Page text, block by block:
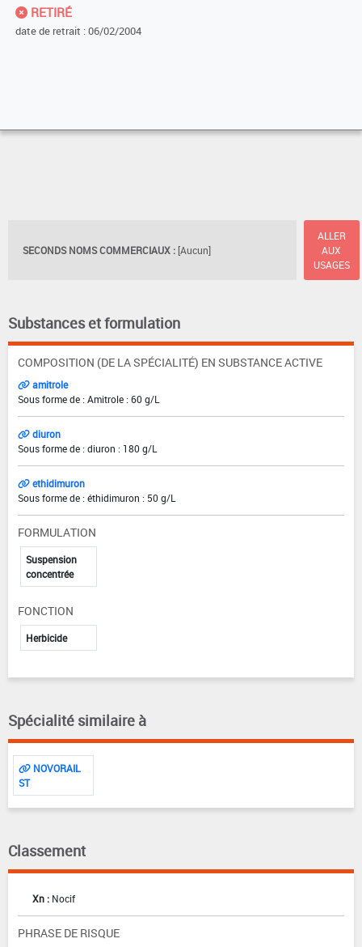
RETIRÉ
date de retrait : 06/02/2004
SECONDS NOMS COMMERCIAUX : [Aucun]
ALLER
AUX
USAGES
Substances et formulation
COMPOSITION (DE LA SPÉCIALITÉ) EN SUBSTANCE ACTIVE
amitrole
Sous forme de : Amitrole : 60 g/L
diuron
Sous forme de : diuron : 180 g/L
ethidimuron
Sous forme de : éthidimuron : 50 g/L
FORMULATION
Suspension
concentrée
FONCTION
Herbicide
Spécialité similaire à
NOVORAIL
ST
Classement
Xn : Nocif
PHRASE DE RISQUE